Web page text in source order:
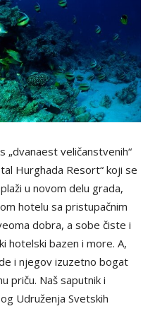
veličanstvenih“
Hurghada Resort“ koji se
u novom delu grada,
hotelu sa pristupačnim
dobra, a sobe čiste i
hotelski bazen i more. A,
i njegov izuzetno bogat
priču. Naš saputnik i
Udruženja Svetskih